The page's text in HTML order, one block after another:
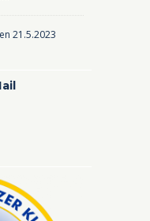
21.5.2023